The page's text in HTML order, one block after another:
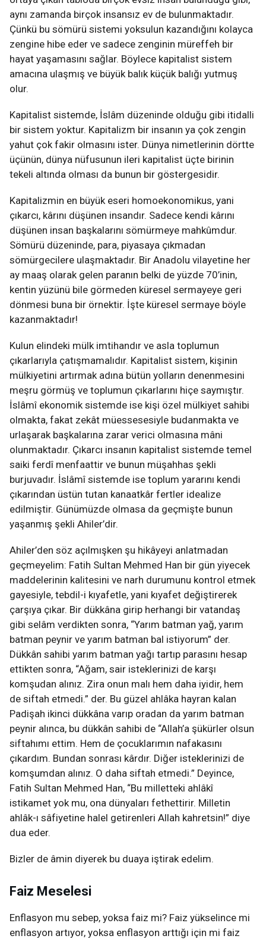
aynı zamanda birçok insansız ev de bulunmaktadır.
Çünkü bu sömürü sistemi yoksulun kazandığını kolayca
zengine hibe eder ve sadece zenginin müreffeh bir
hayat yaşamasını sağlar. Böylece kapitalist sistem
amacına ulaşmış ve büyük balık küçük balığı yutmuş
olur.
Kapitalist sistemde, İslâm düzeninde olduğu gibi itidalli
bir sistem yoktur. Kapitalizm bir insanın ya çok zengin
yahut çok fakir olmasını ister. Dünya nimetlerinin dörtte
üçünün, dünya nüfusunun ileri kapitalist üçte birinin
tekeli altında olması da bunun bir göstergesidir.
Kapitalizmin en büyük eseri homoekonomikus, yani
çıkarcı, kârını düşünen insandır. Sadece kendi kârını
düşünen insan başkalarını sömürmeye mahkûmdur.
Sömürü düzeninde, para, piyasaya çıkmadan
sömürgecilere ulaşmaktadır. Bir Anadolu vilayetine her
ay maaş olarak gelen paranın belki de yüzde 70’inin,
kentin yüzünü bile görmeden küresel sermayeye geri
dönmesi buna bir örnektir. İşte küresel sermaye böyle
kazanmaktadır!
Kulun elindeki mülk imtihandır ve asla toplumun
çıkarlarıyla çatışmamalıdır. Kapitalist sistem, kişinin
mülkiyetini artırmak adına bütün yolların denenmesini
meşru görmüş ve toplumun çıkarlarını hiçe saymıştır.
İslâmî ekonomik sistemde ise kişi özel mülkiyet sahibi
olmakta, fakat zekât müessesesiyle budanmakta ve
urlaşarak başkalarına zarar verici olmasına mâni
olunmaktadır. Çıkarcı insanın kapitalist sistemde temel
saiki ferdî menfaattir ve bunun müşahhas şekli
burjuvadır. İslâmî sistemde ise toplum yararını kendi
çıkarından üstün tutan kanaatkâr fertler idealize
edilmiştir. Günümüzde olmasa da geçmişte bunun
yaşanmış şekli Ahiler’dir.
Ahiler’den söz açılmışken şu hikâyeyi anlatmadan
geçmeyelim: Fatih Sultan Mehmed Han bir gün yiyecek
maddelerinin kalitesini ve narh durumunu kontrol etmek
gayesiyle, tebdil-i kıyafetle, yani kıyafet değiştirerek
çarşıya çıkar. Bir dükkâna girip herhangi bir vatandaş
gibi selâm verdikten sonra, “Yarım batman yağ, yarım
batman peynir ve yarım batman bal istiyorum” der.
Dükkân sahibi yarım batman yağı tartıp parasını hesap
ettikten sonra, “Ağam, sair isteklerinizi de karşı
komşudan alınız. Zira onun malı hem daha iyidir, hem
de siftah etmedi.” der. Bu güzel ahlâka hayran kalan
Padişah ikinci dükkâna varıp oradan da yarım batman
peynir alınca, bu dükkân sahibi de “Allah’a şükürler olsun
siftahımı ettim. Hem de çocuklarımın nafakasını
çıkardım. Bundan sonrası kârdır. Diğer isteklerinizi de
komşumdan alınız. O daha siftah etmedi.” Deyince,
Fatih Sultan Mehmed Han, “Bu milletteki ahlâkî
istikamet yok mu, ona dünyaları fethettirir. Milletin
ahlâk-ı sâfiyetine halel getirenleri Allah kahretsin!” diye
dua eder.
Bizler de âmin diyerek bu duaya iştirak edelim.
Faiz Meselesi
Enflasyon mu sebep, yoksa faiz mi? Faiz yükselince mi
enflasyon artıyor, yoksa enflasyon arttığı için mi faiz